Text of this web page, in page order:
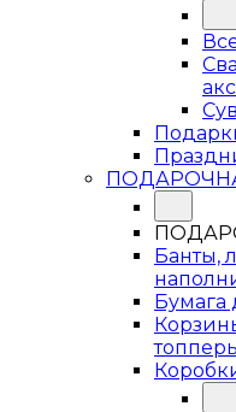
Банты,
Бумага